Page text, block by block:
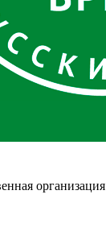
организация